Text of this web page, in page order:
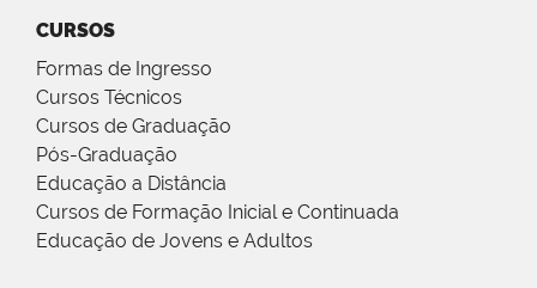
CURSOS
Formas de Ingresso
Cursos Técnicos
Cursos de Graduação
Pós-Graduação
Educação a Distância
Cursos de Formação Inicial e Continuada
Educação de Jovens e Adultos